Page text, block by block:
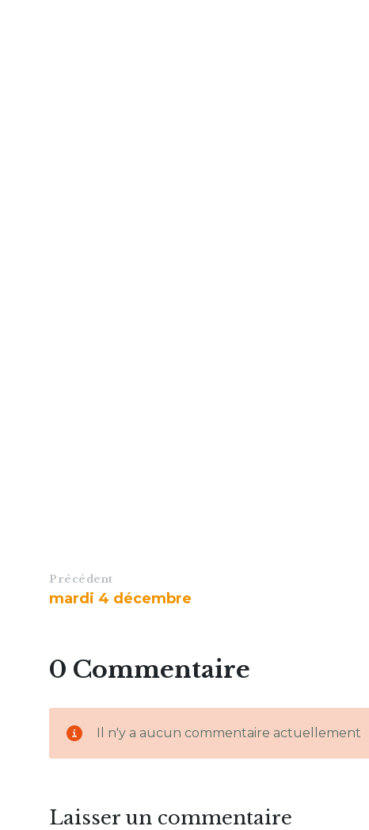
Précédent
mardi 4 décembre
0 Commentaire
Il n'y a aucun commentaire actuellement
Laisser un commentaire